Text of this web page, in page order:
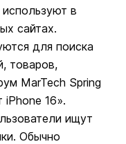
в
сайтах.
для поиска
товаров,
MarTech Spring
iPhone 16».
ищут
Обычно